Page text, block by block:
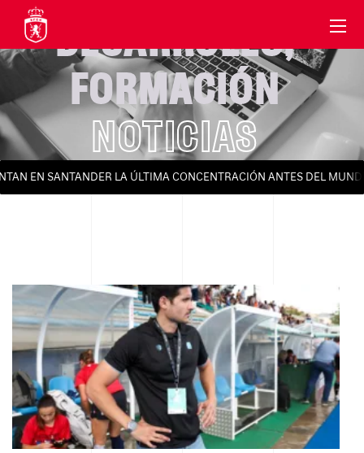
DESARROLLO,
FORMACIÓN
NOTICIAS
EN SANTANDER LA ÚLTIMA CONCENTRACIÓN ANTES DEL